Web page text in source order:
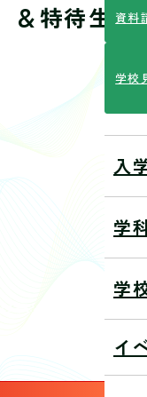
資料
学校
入
学
学
イ
＆特待生